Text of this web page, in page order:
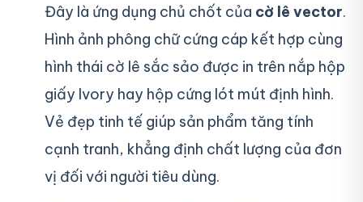
Đây là ứng dụng chủ chốt của cờ lê vector.
Hình ảnh phông chữ cứng cáp kết hợp cùng
hình thái cờ lê sắc sảo được in trên nắp hộp
giấy Ivory hay hộp cứng lót mút định hình.
Vẻ đẹp tinh tế giúp sản phẩm tăng tính
cạnh tranh, khẳng định chất lượng của đơn
vị đối với người tiêu dùng.